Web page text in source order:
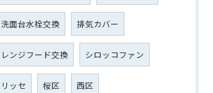
洗面台水栓交換 排気カバー
レンジフード交換 シロッコファン
リッセ 桜区 西区